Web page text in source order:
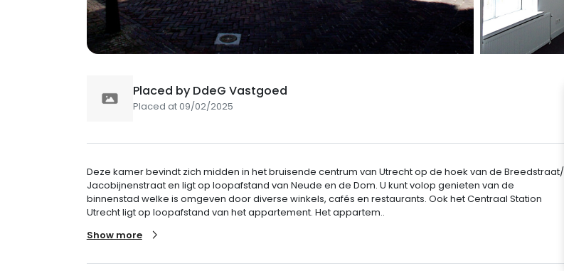
Placed by DdeG Vastgoed
Placed at 09/02/2025
Deze kamer bevindt zich midden in het bruisende centrum van Utrecht op de hoek van de Breedstraat/
Jacobijnenstraat en ligt op loopafstand van Neude en de Dom. U kunt volop genieten van de
binnenstad welke is omgeven door diverse winkels, cafés en restaurants. Ook het Centraal Station
Utrecht ligt op loopafstand van het appartement. Het appartem..
Show more